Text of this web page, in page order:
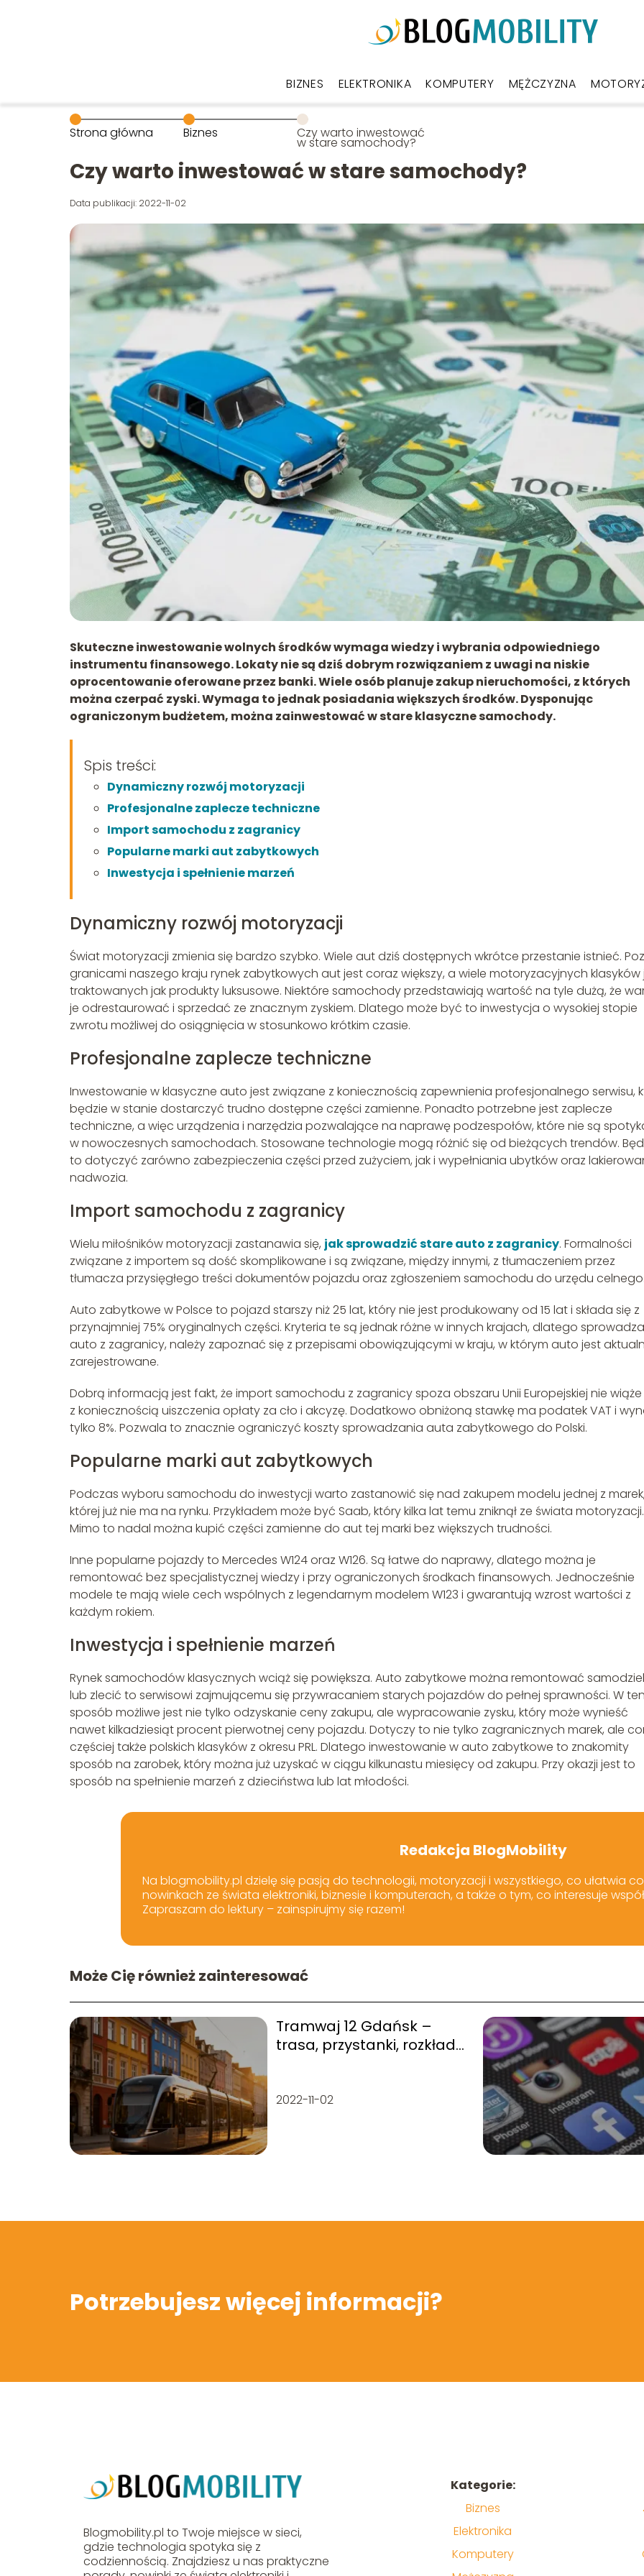
BIZNES ELEKTRONIKA KOMPUTERY MĘŻCZYZNA
Strona główna Biznes Czy warto inwestować
w stare samochody?
Czy warto inwestować w stare samochody?
Data publikacji: 2022-11-02
Skuteczne inwestowanie wolnych środków wymaga wiedzy i wybrania odpowiedniego
instrumentu finansowego. Lokaty nie są dziś dobrym rozwiązaniem z uwagi na niskie
oprocentowanie oferowane przez banki. Wiele osób planuje zakup nieruchomości, z których
można czerpać zyski. Wymaga to jednak posiadania większych środków. Dysponując
ograniczonym budżetem, można zainwestować w stare klasyczne samochody.
Spis treści:
Dynamiczny rozwój motoryzacji
Profesjonalne zaplecze techniczne
Import samochodu z zagranicy
Popularne marki aut zabytkowych
Inwestycja i spełnienie marzeń
Dynamiczny rozwój motoryzacji
Świat motoryzacji zmienia się bardzo szybko. Wiele aut dziś dostępnych wkrótce przestanie istnieć.
granicami naszego kraju rynek zabytkowych aut jest coraz większy, a wiele motoryzacyjnych klasyków
traktowanych jak produkty luksusowe. Niektóre samochody przedstawiają wartość na tyle dużą, że
je odrestaurować i sprzedać ze znacznym zyskiem. Dlatego może być to inwestycja o wysokiej stopie
zwrotu możliwej do osiągnięcia w stosunkowo krótkim czasie.
Profesjonalne zaplecze techniczne
Inwestowanie w klasyczne auto jest związane z koniecznością zapewnienia profesjonalnego serwisu,
będzie w stanie dostarczyć trudno dostępne części zamienne. Ponadto potrzebne jest zaplecze
techniczne, a więc urządzenia i narzędzia pozwalające na naprawę podzespołów, które nie są
w nowoczesnych samochodach. Stosowane technologie mogą różnić się od bieżących trendów.
to dotyczyć zarówno zabezpieczenia części przed zużyciem, jak i wypełniania ubytków oraz
nadwozia.
Import samochodu z zagranicy
Wielu miłośników motoryzacji zastanawia się, jak sprowadzić stare auto z zagranicy. Formalności
związane z importem są dość skomplikowane i są związane, między innymi, z tłumaczeniem przez
tłumacza przysięgłego treści dokumentów pojazdu oraz zgłoszeniem samochodu do urzędu
Auto zabytkowe w Polsce to pojazd starszy niż 25 lat, który nie jest produkowany od 15 lat i składa się z
przynajmniej 75% oryginalnych części. Kryteria te są jednak różne w innych krajach, dlatego
auto z zagranicy, należy zapoznać się z przepisami obowiązującymi w kraju, w którym auto jest
zarejestrowane.
Dobrą informacją jest fakt, że import samochodu z zagranicy spoza obszaru Unii Europejskiej nie wiąże
z koniecznością uiszczenia opłaty za cło i akcyzę. Dodatkowo obniżoną stawkę ma podatek VAT i
tylko 8%. Pozwala to znacznie ograniczyć koszty sprowadzania auta zabytkowego do Polski.
Popularne marki aut zabytkowych
Podczas wyboru samochodu do inwestycji warto zastanowić się nad zakupem modelu jednej z
której już nie ma na rynku. Przykładem może być Saab, który kilka lat temu zniknął ze świata motoryzacji.
Mimo to nadal można kupić części zamienne do aut tej marki bez większych trudności.
Inne popularne pojazdy to Mercedes W124 oraz W126. Są łatwe do naprawy, dlatego można je
remontować bez specjalistycznej wiedzy i przy ograniczonych środkach finansowych. Jednocześnie
modele te mają wiele cech wspólnych z legendarnym modelem W123 i gwarantują wzrost wartości z
każdym rokiem.
Inwestycja i spełnienie marzeń
Rynek samochodów klasycznych wciąż się powiększa. Auto zabytkowe można remontować
lub zlecić to serwisowi zajmującemu się przywracaniem starych pojazdów do pełnej sprawności. W
sposób możliwe jest nie tylko odzyskanie ceny zakupu, ale wypracowanie zysku, który może wynieść
nawet kilkadziesiąt procent pierwotnej ceny pojazdu. Dotyczy to nie tylko zagranicznych marek, ale
częściej także polskich klasyków z okresu PRL. Dlatego inwestowanie w auto zabytkowe to znakomity
sposób na zarobek, który można już uzyskać w ciągu kilkunastu miesięcy od zakupu. Przy okazji jest to
sposób na spełnienie marzeń z dzieciństwa lub lat młodości.
Redakcja BlogMobility
Na blogmobility.pl dzielę się pasją do technologii, motoryzacji i wszystkiego, co ułatwia
nowinkach ze świata elektroniki, biznesie i komputerach, a także o tym, co interesuje
Zapraszam do lektury – zainspirujmy się razem!
Może Cię również zainteresować
Tramwaj 12 Gdańsk –
trasa, przystanki, rozkład
2022-11-02
Potrzebujesz więcej informacji?
Blogmobility.pl to Twoje miejsce w sieci,
gdzie technologia spotyka się z
codziennością. Znajdziesz u nas praktyczne
Kategorie:
Biznes
Elektronika
Komputery